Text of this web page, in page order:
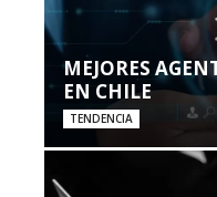
MEJORES
EN CHILE
TENDENCIA